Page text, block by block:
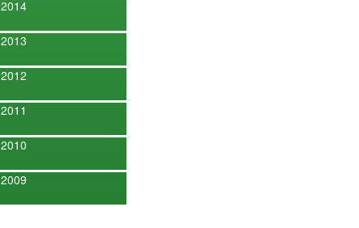
2014
2013
2012
2011
2010
2009